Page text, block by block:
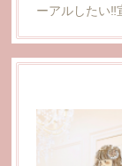
ーアルしたい